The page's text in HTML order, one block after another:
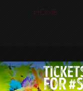
HOME